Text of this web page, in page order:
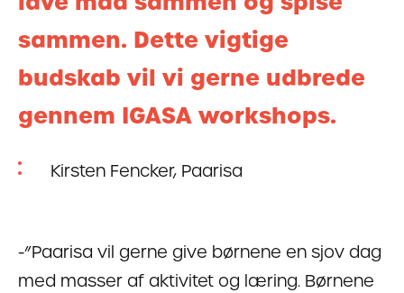
sammen. Dette vigtige
budskab vil vi gerne udbrede
gennem IGASA workshops.
Kirsten Fencker, Paarisa
-”Paarisa vil gerne give børnene en sjov dag
med masser af aktivitet og læring. Børnene